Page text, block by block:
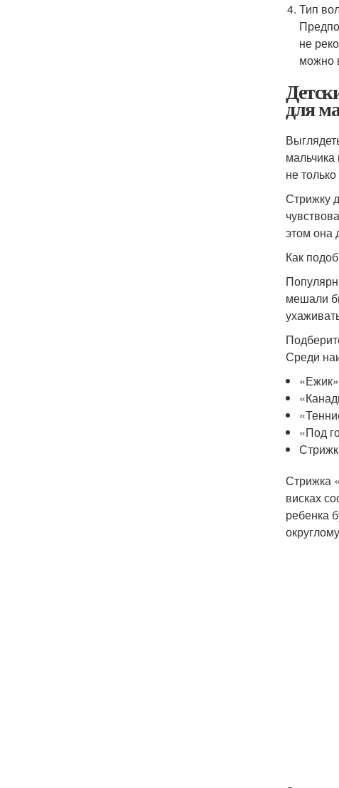
Тип
не
можно
для
не
Стрижку
этом она
Как
мешали
Среди
«Под
Стрижка
висках
ребенка